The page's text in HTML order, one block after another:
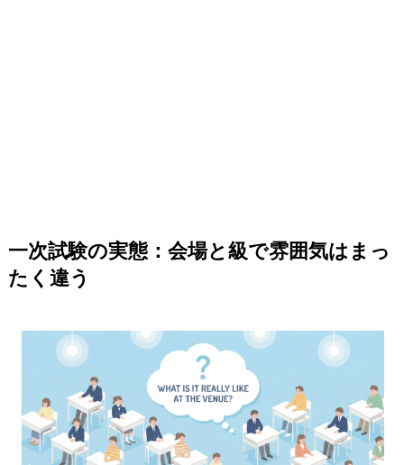
一次試験の実態：会場と級で雰囲気はまっ
たく違う